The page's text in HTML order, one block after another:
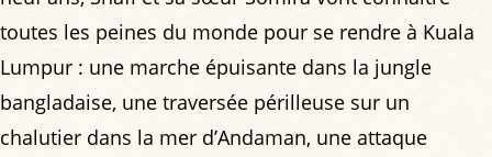
toutes les peines du monde pour se rendre à Kuala
Lumpur : une marche épuisante dans la jungle
bangladaise, une traversée périlleuse sur un
chalutier dans la mer d’Andaman, une attaque